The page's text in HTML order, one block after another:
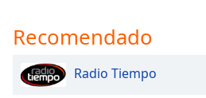
Recomendado
Radio Tiempo